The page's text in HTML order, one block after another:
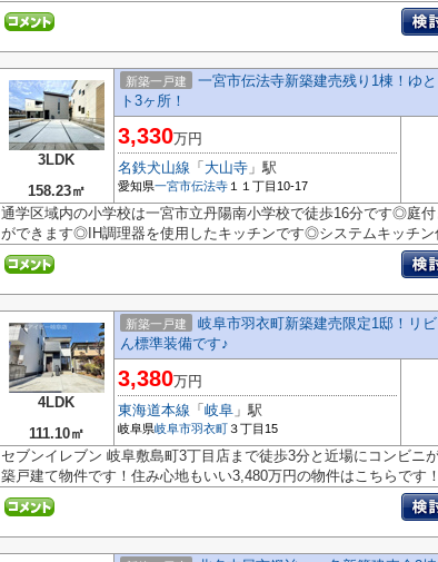
3LDK
158.23㎡
新築一戸建
一宮市伝法寺新築建売残り1棟！ゆ
ト3ヶ所！
3,330万円
名鉄犬山線 「 大山寺 」駅
愛知県一宮市伝法寺 １１丁目10-17
通学区域内の小学校は一宮市立丹陽南小学校で徒歩16分です◎庭
ができます◎IH調理器を使用したキッチンです◎システムキッチン
4LDK
111.10㎡
新築一戸建
岐阜市羽衣町新築建売限定1邸！リ
ん標準装備です♪
3,380万円
東海道本線 「 岐阜 」駅
岐阜県岐阜市羽衣町３丁目15
セブンイレブン 岐阜敷島町3丁目店まで徒歩3分と近場にコンビニ
築戸建て物件です！住み心地もいい3,480万円の物件はこちらです